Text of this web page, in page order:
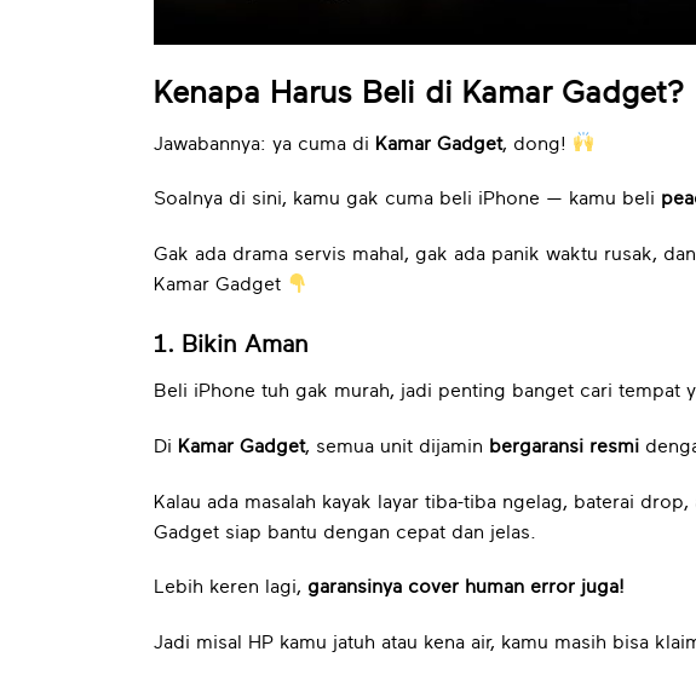
Kenapa Harus Beli di Kamar Gadget?
Jawabannya: ya cuma di Kamar Gadget, dong!
Soalnya di sini, kamu gak cuma beli iPhone — kamu beli
Gak ada drama servis mahal, gak ada panik waktu rusak,
Kamar Gadget
1. Bikin Aman
Beli iPhone tuh gak murah, jadi penting banget cari tempat
Di Kamar Gadget, semua unit dijamin bergaransi resmi
Kalau ada masalah kayak layar tiba-tiba ngelag, baterai
Gadget siap bantu dengan cepat dan jelas.
Lebih keren lagi, garansinya cover human error juga!
Jadi misal HP kamu jatuh atau kena air, kamu masih bisa